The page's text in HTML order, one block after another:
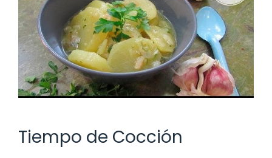
Tiempo de Cocción